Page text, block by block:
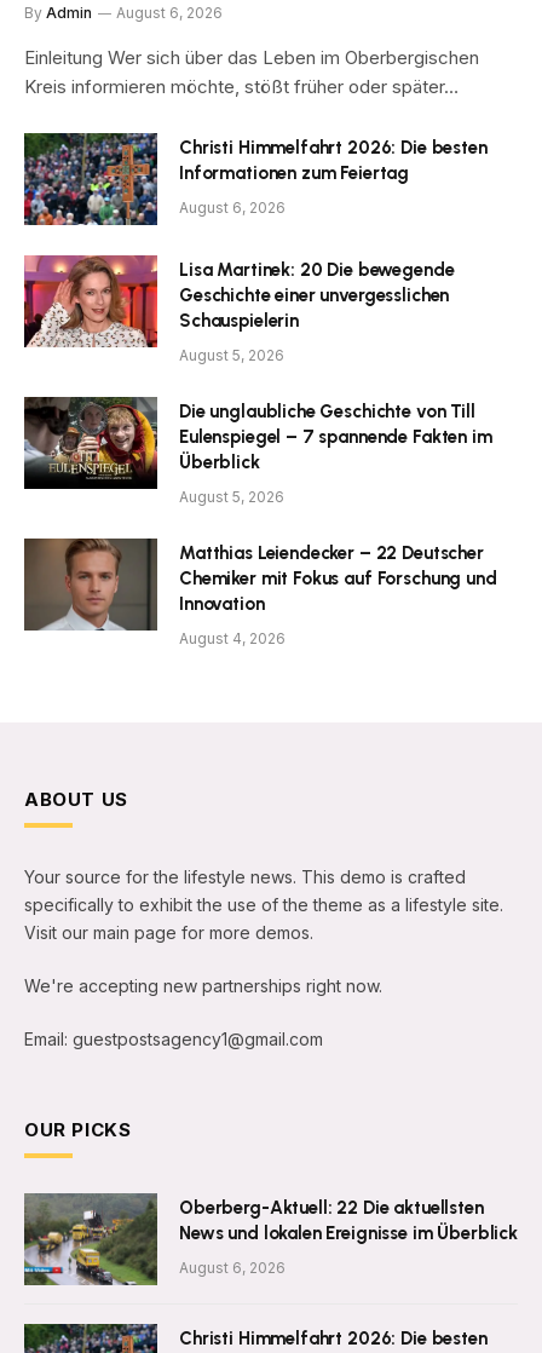
By Admin August 6, 2026
Einleitung Wer sich über das Leben im Oberbergischen
Kreis informieren möchte, stößt früher oder später…
Christi Himmelfahrt 2026: Die besten
Informationen zum Feiertag
August 6, 2026
Lisa Martinek: 20 Die bewegende
Geschichte einer unvergesslichen
Schauspielerin
August 5, 2026
Die unglaubliche Geschichte von Till
Eulenspiegel – 7 spannende Fakten im
Überblick
August 5, 2026
Matthias Leiendecker – 22 Deutscher
Chemiker mit Fokus auf Forschung und
Innovation
August 4, 2026
ABOUT US
Your source for the lifestyle news. This demo is crafted
specifically to exhibit the use of the theme as a lifestyle site.
Visit our main page for more demos.
We're accepting new partnerships right now.
Email: guestpostsagency1@gmail.com
OUR PICKS
Oberberg-Aktuell: 22 Die aktuellsten
News und lokalen Ereignisse im Überblick
August 6, 2026
Christi Himmelfahrt 2026: Die besten